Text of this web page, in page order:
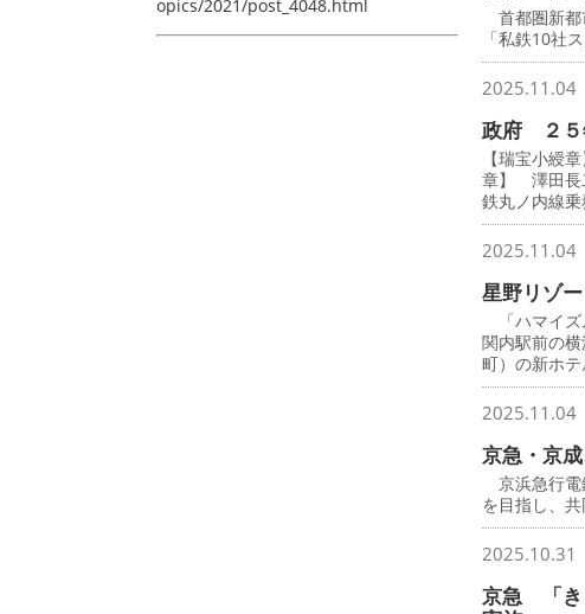
opics/2021/post_4048.html
首都圏新都
「私鉄10社
2025.11.04
政府 ２５
【瑞宝小綬
章】 澤田長
鉄丸ノ内線乗
2025.11.04
星野リゾ
「ハマイ
関内駅前の
町）の新ホ
2025.11.04
京急・京
京浜急行電
を目指し、
2025.10.31
京急 「き